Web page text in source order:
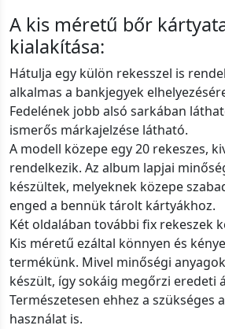
A kis méretű bőr
kialakítása:
Hátulja egy külön rekesszel is
alkalmas a bankjegyek
Fedelének jobb alsó sarkában
ismerős márkajelzése látható.
A modell közepe egy 20 rekeszes,
rendelkezik. Az album lapjai
készültek, melyeknek közepe
enged a bennük tárolt kártyákhoz.
Két oldalában további fix rekeszek
Kis méretű ezáltal könnyen és
termékünk. Mivel minőségi
készült, így sokáig megőrzi eredeti
Természetesen ehhez a szükséges
használat is.